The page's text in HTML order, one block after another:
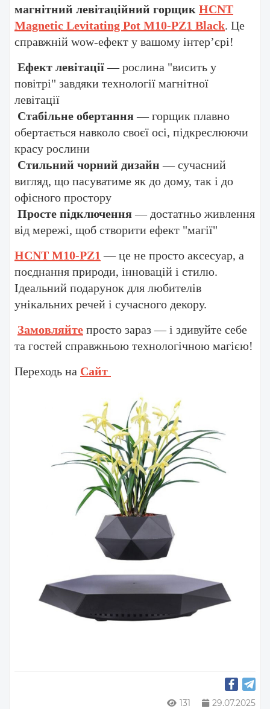
магнітний левітаційний горщик HCNT
Magnetic Levitating Pot M10-PZ1 Black. Це
справжній wow-ефект у вашому інтер’єрі!
Ефект левітації— рослина "висить у
повітрі" завдяки технології магнітної
левітації
Стабільне обертання— горщик плавно
обертається навколо своєї осі, підкреслюючи
красу рослини
Стильний чорний дизайн — сучасний
вигляд, що пасуватиме як до дому, так і до
офісного простору
Просте підключення— достатньо живлення
від мережі, щоб створити ефект "магії"
HCNT M10-PZ1 — це не просто аксесуар, а
поєднання природи, інновацій і стилю.
Ідеальний подарунок для любителів
унікальних речей і сучасного декору.
Замовляйте просто зараз — і здивуйте себе
та гостей справжньою технологічною магією!
Переходь на Сайт
131 29.07.2025